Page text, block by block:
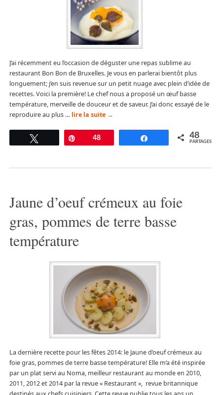
J’ai récemment eu l’occasion de déguster une repas sublime au
restaurant Bon Bon de Bruxelles. Je vous en parlerai bientôt plus
longuement; j’en suis revenue sur un petit nuage avec plein d’idée de
recettes. Voici la première! Le chef nous a proposé un œuf basse
température, merveille de douceur et de saveur. J’ai donc essayé de le
reproduire au plus … lire la suite →
Tweetez Épingle
48 Partagez 48
PARTAGES
Jaune d’oeuf crémeux au foie
gras, pommes de terre basse
température
La dernière recette pour les fêtes 2014: le Jaune d’oeuf crémeux au
foie gras, pommes de terre basse température! Elle m’a été inspirée
par un plat servi au Noma, meilleur restaurant au monde en 2010,
2011, 2012 et 2014 par la revue « Restaurant », revue britannique